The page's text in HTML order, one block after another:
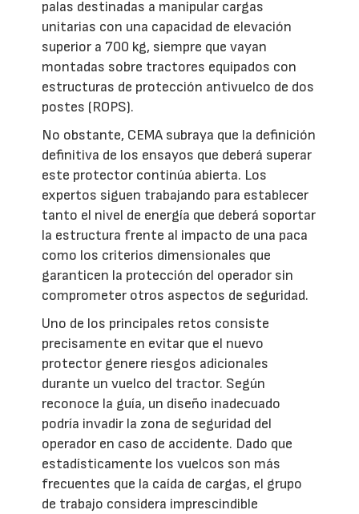
palas destinadas a manipular cargas
unitarias con una capacidad de elevación
superior a 700 kg, siempre que vayan
montadas sobre tractores equipados con
estructuras de protección antivuelco de dos
postes (ROPS).
No obstante, CEMA subraya que la definición
definitiva de los ensayos que deberá superar
este protector continúa abierta. Los
expertos siguen trabajando para establecer
tanto el nivel de energía que deberá soportar
la estructura frente al impacto de una paca
como los criterios dimensionales que
garanticen la protección del operador sin
comprometer otros aspectos de seguridad.
Uno de los principales retos consiste
precisamente en evitar que el nuevo
protector genere riesgos adicionales
durante un vuelco del tractor. Según
reconoce la guía, un diseño inadecuado
podría invadir la zona de seguridad del
operador en caso de accidente. Dado que
estadísticamente los vuelcos son más
frecuentes que la caída de cargas, el grupo
de trabajo considera imprescindible